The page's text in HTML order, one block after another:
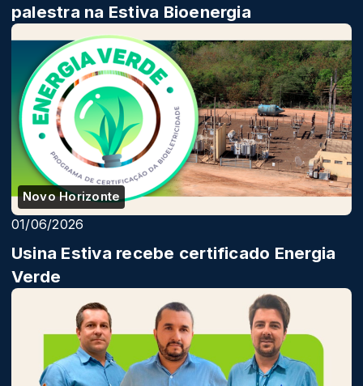
palestra na Estiva Bioenergia
Novo Horizonte
01/06/2026
Usina Estiva recebe certificado Energia
Verde